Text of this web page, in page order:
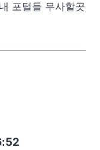
포털들 무사할곳